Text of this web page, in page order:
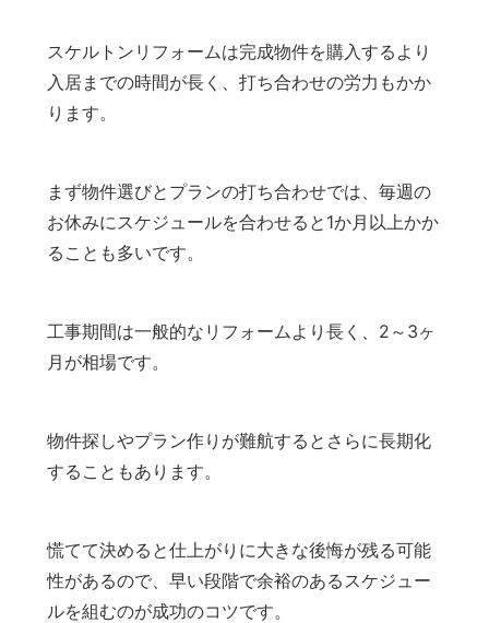
スケルトンリフォームは完成物件を購入するより
入居までの時間が長く、打ち合わせの労力もかか
ります。
まず物件選びとプランの打ち合わせでは、毎週の
お休みにスケジュールを合わせると1か月以上かか
ることも多いです。
工事期間は一般的なリフォームより長く、2～3ヶ
月が相場です。
物件探しやプラン作りが難航するとさらに長期化
することもあります。
慌てて決めると仕上がりに大きな後悔が残る可能
性があるので、早い段階で余裕のあるスケジュー
ルを組むのが成功のコツです。